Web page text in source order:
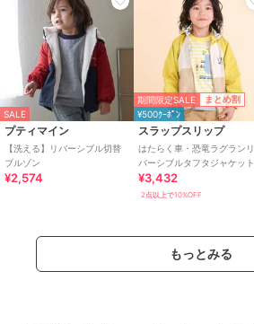
SALE
プティマイン
【洗える】リバーシブル切替
ブルゾン
¥2,574
期間限定SALE まとめ割
¥500ｸｰﾎﾟﾝ
スラップスリップ
はたらく車・恐竜ラグランリ
バーシブルタフタジャケット
(80~130cm)
¥3,432
2点以上で10%OFF
もっとみる